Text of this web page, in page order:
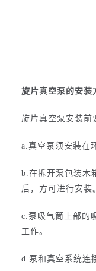
旋片真空泵的安装
旋片真空泵安装前
a.真空泵须安装在
b.在拆开泵包装木
后，方可进行安装
c.泵吸气筒上部的
工作。
d.泵和真空系统连